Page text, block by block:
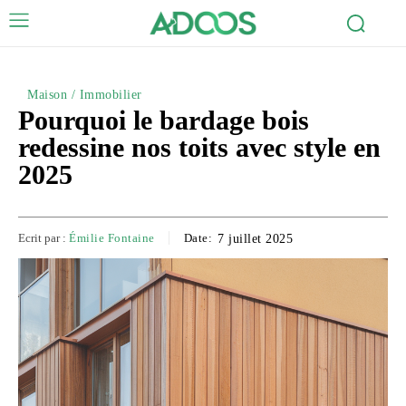
Maison / Immobilier
Pourquoi le bardage bois
redessine nos toits avec style en
2025
Ecrit par : Émilie Fontaine Date: 7 juillet 2025